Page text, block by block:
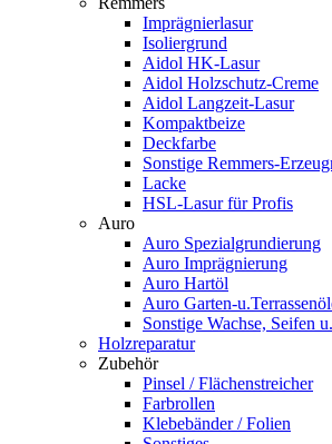
Imprägnierlasur
Isoliergrund
Aidol HK-Lasur
Aidol Holzschutz-Creme
Aidol Langzeit-Lasur
Kompaktbeize
Deckfarbe
Sonstige Remmers-
Lacke
HSL-Lasur für Profis
Auro
Auro Spezialgrundierung
Auro Imprägnierung
Auro Hartöl
Auro Garten-
Sonstige Wachse, Seifen
Holzreparatur
Zubehör
Pinsel / Flächenstreicher
Farbrollen
Klebebänder / Folien